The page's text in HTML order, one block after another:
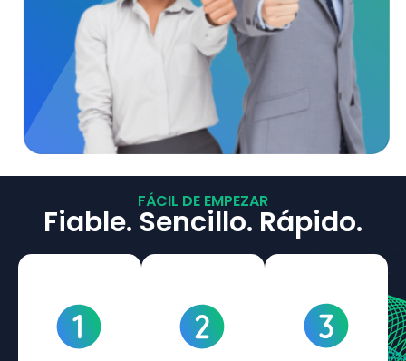
FÁCIL DE EMPEZAR
Fiable. Sencillo. Rápido.